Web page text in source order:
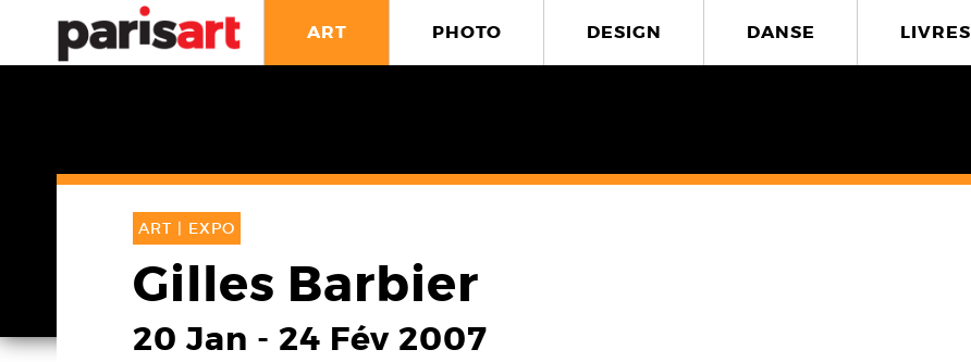
ART PHOTO DESIGN DANSE LIVRES
ART | EXPO
Gilles Barbier
20 Jan - 24 Fév 2007